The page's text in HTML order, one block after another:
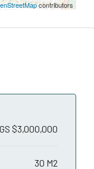
contributors
GS $3,000,000
30 M2